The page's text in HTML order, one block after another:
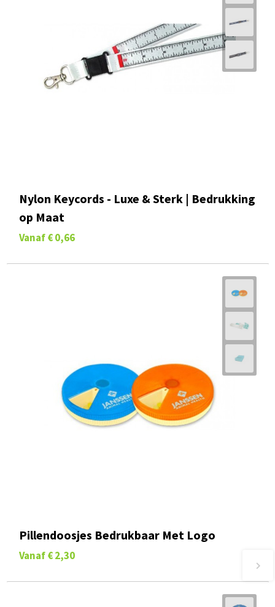
Nylon Keycords - Luxe & Sterk | Bedrukking
op Maat
Vanaf € 0,66
Pillendoosjes Bedrukbaar Met Logo
Vanaf € 2,30